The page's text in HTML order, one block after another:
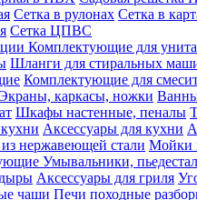
Сетка в рулонах Сетка в
Сетка ЦПВС
Комплектующие для
Шланги для стиральных
Комплектующие для
каркасы, ножки
Шкафы настенные, пеналы
Аксессуары для кухни
нержавеющей стали Мойки
Умывальники,
Аксессуары для гриля
чаши Печи походные